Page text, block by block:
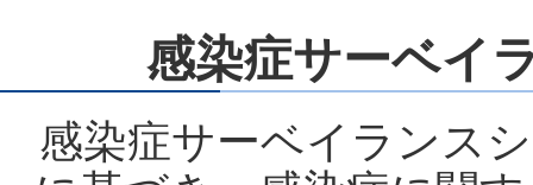
感染症サーベイ
感染症サーベイランス